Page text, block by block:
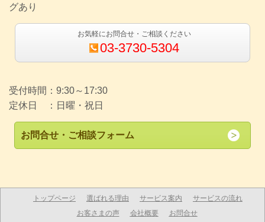
グあり
お気軽にお問合せ・ご相談ください
03-3730-5304
受付時間：9:30～17:30
定休日 ：日曜・祝日
お問合せ・ご相談フォーム
トップページ 選ばれる理由 サービス案内
サービスの流れ
お客さまの声
会社概要 お問合せ